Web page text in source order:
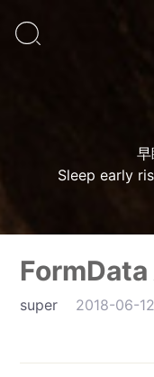

Sleep early
FormData
super 2018-06-